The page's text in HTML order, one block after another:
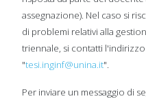
assegnazione). Nel caso si
di problemi relativi alla
triennale, si contatti
"tesi.inginf@unina.it".
Per inviare un messaggio di